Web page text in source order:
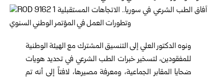
ونوه الدكتور العلي إلى التنسيق المشترك مع الهيئة الوطنية
للمفقودين، لتسخير خبرات الطب الشرعي في تحديد هويات
ضحايا المقابر الجماعية، ومعرفة مصيرها، لافتاً إلى أنه تم